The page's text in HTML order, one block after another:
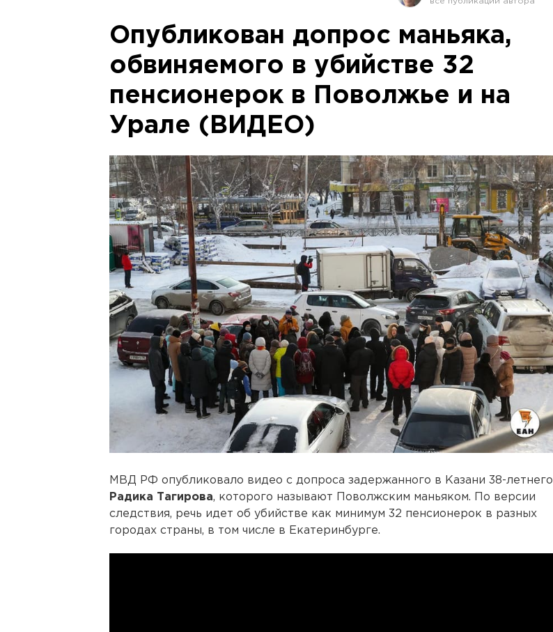
Опубликован допрос маньяка,
обвиняемого в убийстве 32
пенсионерок в Поволжье и на
Урале (ВИДЕО)
МВД РФ опубликовало видео с допроса задержанного в Казани 38-летнего
Радика Тагирова, которого называют Поволжским маньяком. По версии
следствия, речь идет об убийстве как минимум 32 пенсионерок в разных
городах страны, в том числе в Екатеринбурге.